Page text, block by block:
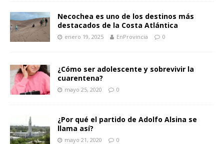
Necochea es uno de los destinos más
destacados de la Costa Atlántica
enero 19, 2025 EnProvincia 0
¿Cómo ser adolescente y sobrevivir la
cuarentena?
mayo 25, 2020 0
¿Por qué el partido de Adolfo Alsina se
llama así?
mayo 21, 2020 0